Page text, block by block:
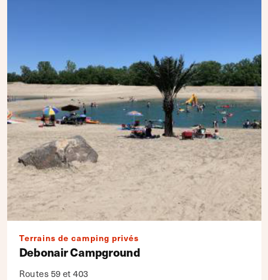
Terrains de camping privés
Debonair Campground
Routes 59 et 403